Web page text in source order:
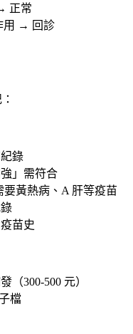
正常
用 → 回診
：
錄
」需符合
要黃熱病、A 肝等疫苗
苗史
（300-500 元）
檔